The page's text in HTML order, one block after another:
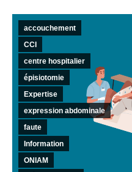
accouchement
CCI
centre hospitalier
épisiotomie
Expertise
expression abdominale
faute
Information
ONIAM